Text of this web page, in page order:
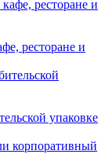
ресторане и
упаковке